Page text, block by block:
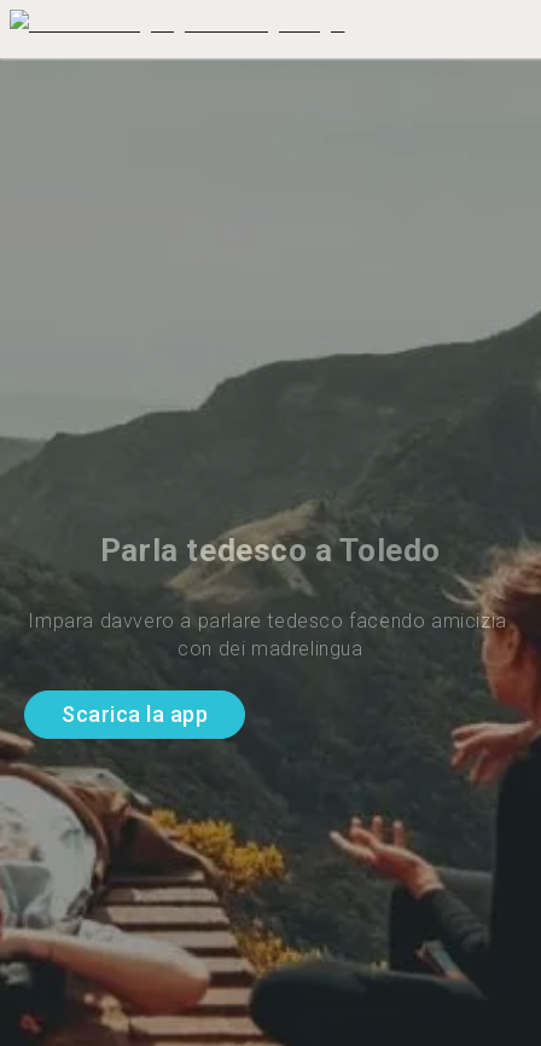
Parla tedesco a Toledo
Impara davvero a parlare tedesco facendo amicizia
con dei madrelingua
Scarica la app